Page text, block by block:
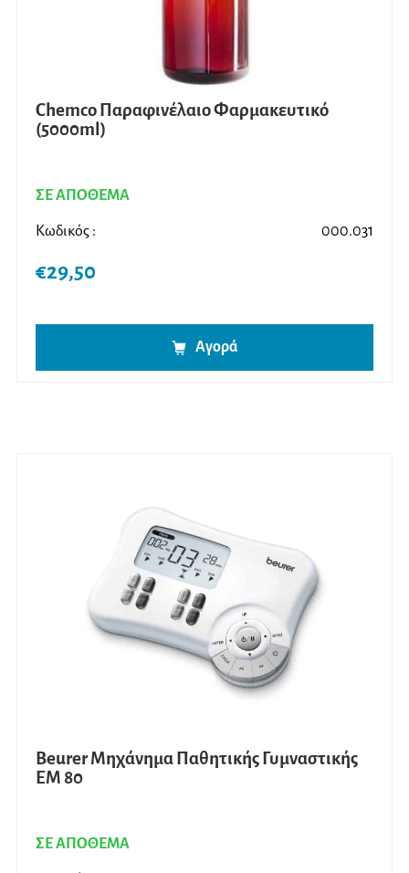
Chemco Παραφινέλαιο Φαρμακευτικό
(5000ml)
ΣΕ ΑΠΟΘΕΜΑ
Κωδικός : 000.031
€29,50
Αγορά
Beurer Μηχάνημα Παθητικής Γυμναστικής
EM 80
ΣΕ ΑΠΟΘΕΜΑ